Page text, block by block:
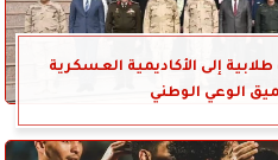
إلى الأكاديمية العسكرية
الوعي الوطني